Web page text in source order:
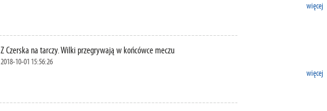
więcej
Z Czerska na tarczy. Wilki przegrywają w końcówce meczu
2018-10-01 15:56:26
więcej